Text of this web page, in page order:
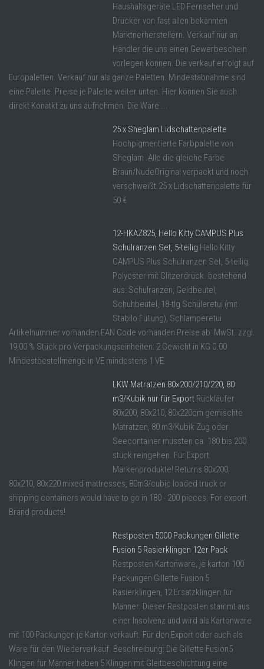
Haushaltsgeräte LED Fernseher und
Drucker von fast allen bekannten
Marktnerherstellern. Verkauf nur an
Händler die uns einen Gewerbeschein
vorlegen können. Die verkauf erfolgt auf
Europaletten. Verkauf nur als ganze Paletten. Mindestabnahme sind
eine Palette. Preise je Palette weiter unten. Hier können Sie auch
direkt Konatkt zu uns aufnehmen. Die Ware ...
25 x Sheglam Lidschattenpalette
Hochpigmentierte Farbpalette von
Sheglam .Alle die gleiche Farbe
Braun/NudeOriginal verpackt und noch
verschweißt.25 x Lidschattenpalette für
50 €
12-HKAZ825, Hello Kitty CAMPUS Plus
Schulranzen Set, 5-teilig Hello Kitty
CAMPUS Plus Schulranzen Set, 5-teilig,
Polyester mit Glitzerdruck. bestehend
aus: Schulranzen, Geldbeutel,
Schuhbeutel, 18-tlg Schüleretui (mit
Stabilo Füllung), Schlamperetui
Artikelnummer vorhanden EAN Code vorhanden Preise ab: MwSt. zzgl.
19,00 % Stück pro Verpackungseinheiten: 2 Gewicht in KG 0.00
Mindestbestellmenge in VE mindestens 1 VE
LKW Matratzen 80×200/210/220, 80
m3/Kubik nur für Export Rückläufer
80x200, 80x210, 80x220cm gemischte
Matratzen, 80 m3/Kubik Zug oder
Seecontainer müssten ca. 180 bis 200
stück reingehen. Für Export.
Markenprodukte! Returns 80x200,
80x210, 80x220 mixed mattresses, 80m3/cubic loaded truck or
shipping containers would have to go in 180 - 200 pieces. For export.
Brand products!
Restposten 5000 Packungen Gillette
Fusion 5 Rasierklingen 12er Pack
Restposten Kartonware, je karton 100
Packungen Gillette Fusion 5
Rasierklingen, 12 Ersatzklingen für
Männer. Dieser Restposten stammt aus
einer Insolvenz und wird als Kartonware
mit 100 Packungen je Karton verkauft. Für den Export oder auch als
Ware für den Wiederverkauf. Beschreibung: Die Gillette Fusion5
Klingen für Männer haben 5 Klingen mit Gleitbeschichtung eine